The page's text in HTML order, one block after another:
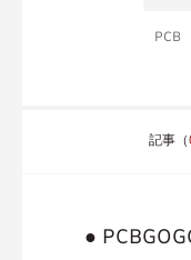
PCB
記事（
●